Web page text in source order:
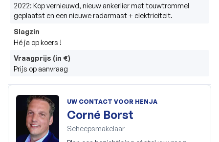
2022: Kop vernieuwd, nieuw ankerlier met touwtrommel
geplaatst en een nieuwe radarmast + elektriciteit.
Slagzin
Hé ja op koers !
Vraagprijs (in €)
Prijs op aanvraag
UW CONTACT VOOR HENJA
Corné Borst
Scheepsmakelaar